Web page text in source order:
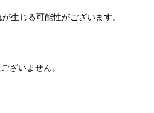
生じる可能性がございます。
ざいません。